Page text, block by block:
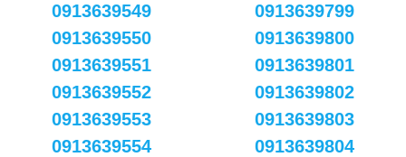
0913639549
0913639550
0913639551
0913639552
0913639553
0913639554
0913639799
0913639800
0913639801
0913639802
0913639803
0913639804